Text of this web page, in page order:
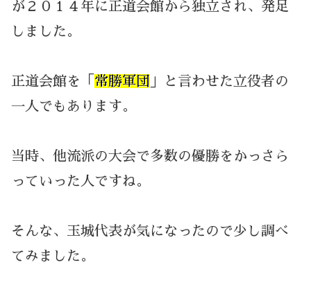
が２０１４年に正道会館から独立され、発足
しました。
正道会館を「 常勝軍団 」と言わせた立役者の
一人でもあります。
当時、他流派の大会で多数の優勝をかっさら
っていった人ですね。
そんな、玉城代表が気になったので少し調べ
てみました。